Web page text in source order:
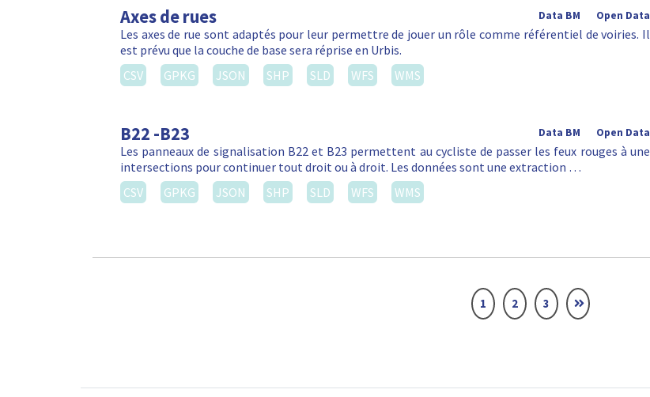
Axes de rues Open Data
Data BM
Les axes de rue sont adaptés pour leur permettre de jouer un rôle comme référentiel de voiries. Il
est prévu que la couche de base sera réprise en Urbis.
CSV
GPKG JSON SHP SLD WFS WMS
B22 -B23 Open Data
Data BM
Les panneaux de signalisation B22 et B23 permettent au cycliste de passer les feux rouges à une
intersections pour continuer tout droit ou à droit. Les données sont une extraction …
CSV
GPKG JSON SHP SLD WFS WMS
1 2 3